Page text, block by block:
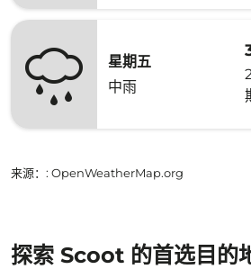
星期五
中雨
来源： : OpenWeatherMap.org
探索 Scoot 的首选目的